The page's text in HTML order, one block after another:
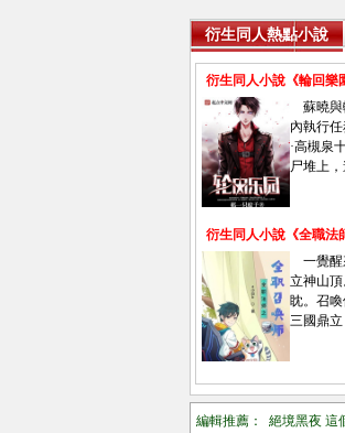
衍生同人熱點小說
衍生同人小說《輪回樂
蘇曉
內執行
·高槻泉
尸堆上
衍生同人小說《全職法
一覺
立神山
眈。召
三國鼎
編輯推薦： 絕境黑夜 這